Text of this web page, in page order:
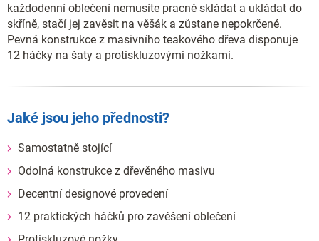
každodenní oblečení nemusíte pracně skládat a ukládat do
skříně, stačí jej zavěsit na věšák a zůstane nepokrčené.
Pevná konstrukce z masivního teakového dřeva disponuje
12 háčky na šaty a protiskluzovými nožkami.
Jaké jsou jeho přednosti?
Samostatně stojící
Odolná konstrukce z dřevěného masivu
Decentní designové provedení
12 praktických háčků pro zavěšení oblečení